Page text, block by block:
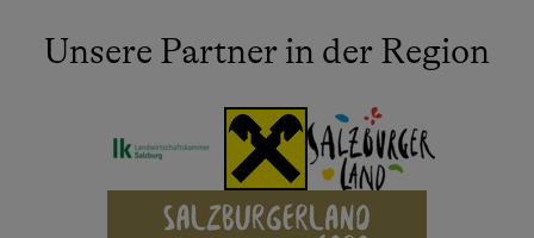
Unsere Partner in der Region